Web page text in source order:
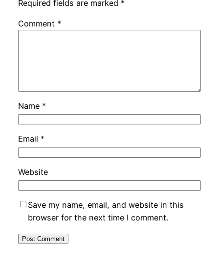
Required fields are marked *
Comment *
Name *
Email *
Website
Save my name, email, and website in this
browser for the next time I comment.